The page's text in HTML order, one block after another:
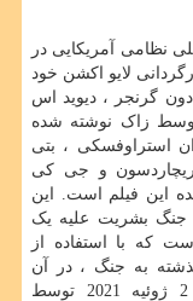
نظامی آمریکایی در
لایو اکشن خود
دون گرنجر ، دیوید اس
زاک نوشته شده
استراوفسکی ، بتی
ریچاردسون و جی کی
این فیلم است. این
جنگ بشریت علیه یک
که با استفاده از
به جنگ ، در آن
پیروز شود.این فیلم قرار است در تاریخ 2 ژوئیه 2021 توسط